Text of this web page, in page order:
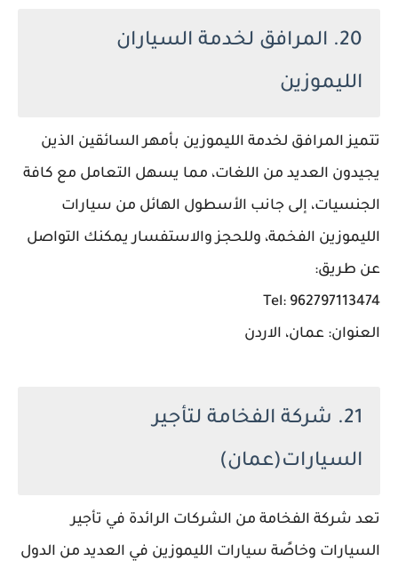
20. المرافق لخدمة السياران
الليموزين
تتميز المرافق لخدمة الليموزين بأمهر السائقين الذين
يجيدون العديد من اللغات، مما يسهل التعامل مع كافة
الجنسيات، إلى جانب الأسطول الهائل من سيارات
الليموزين الفخمة، وللحجز والاستفسار يمكنك التواصل
عن طريق:
Tel: 962797113474
العنوان: عمان، الاردن
21. شركة الفخامة لتأجير
السيارات(عمان)
تعد شركة الفخامة من الشركات الرائدة في تأجير
السيارات وخاصًة سيارات الليموزين في العديد من الدول